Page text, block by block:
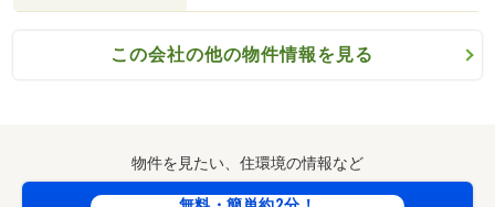
この会社の他の物件情報を見る
物件を見たい、住環境の情報など